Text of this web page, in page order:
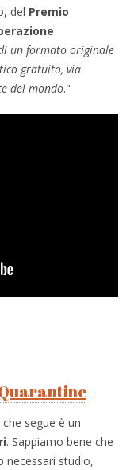
del Premio
un formato originale
gratuito, via
del mondo."
segue è un
. Sappiamo bene che
necessari studio,